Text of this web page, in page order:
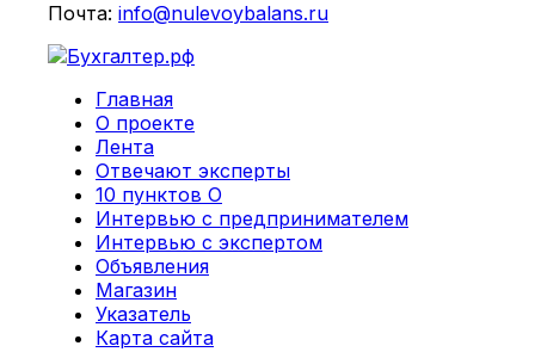
Почта: info@nulevoybalans.ru
Главная
О проекте
Лента
Отвечают эксперты
10 пунктов О
Интервью с предпринимателем
Интервью с экспертом
Объявления
Магазин
Указатель
Карта сайта